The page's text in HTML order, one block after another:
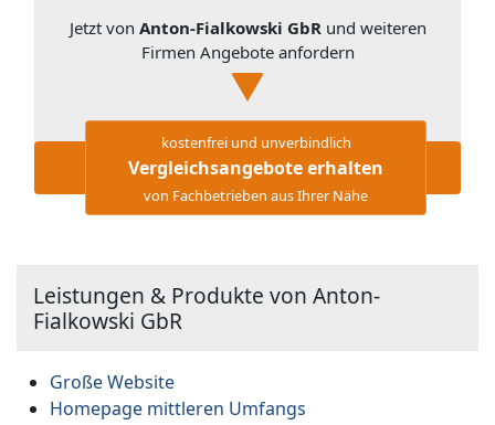
Jetzt von Anton-Fialkowski GbRund weiteren
Firmen Angebote anfordern
kostenfrei und unverbindlich
Vergleichsangebote erhalten
von Fachbetrieben aus Ihrer Nähe
Leistungen & Produkte von Anton-
Fialkowski GbR
Große Website
Homepage mittleren Umfangs